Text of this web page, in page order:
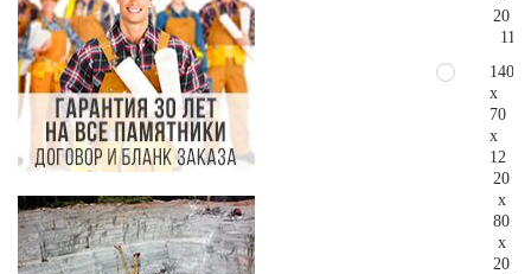
20
140
x
70
x
12
20
x
80
x
20